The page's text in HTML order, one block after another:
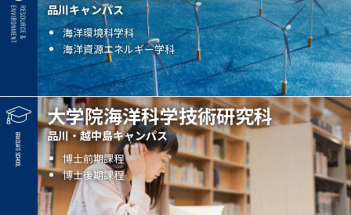
品川キャンパス
海洋環境科学科
海洋資源エネルギー学科
大学院海洋科学技術研究科
品川・越中島キャンパス
博士前期課程
博士後期課程